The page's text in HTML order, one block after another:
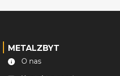
METALZBYT
O nas